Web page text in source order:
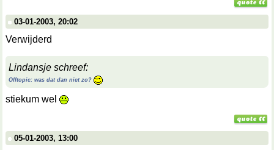
03-01-2003, 20:02
Verwijderd
Lindansje schreef:
Offtopic: was dat dan niet zo?
stiekum wel
05-01-2003, 13:00